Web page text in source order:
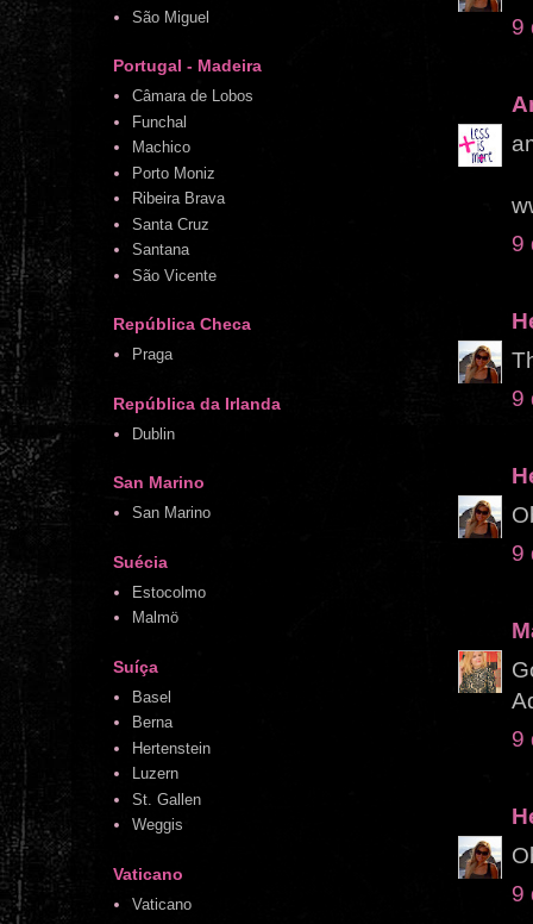
9
9
9
9
9
9
São Miguel
Portugal - Madeira
Câmara de Lobos
Funchal
Machico
Porto Moniz
Ribeira Brava
Santa Cruz
Santana
São Vicente
República Checa
Praga
República da Irlanda
Dublin
San Marino
San Marino
Suécia
Estocolmo
Malmö
Suíça
Basel
Berna
Hertenstein
Luzern
St. Gallen
Weggis
Vaticano
Vaticano